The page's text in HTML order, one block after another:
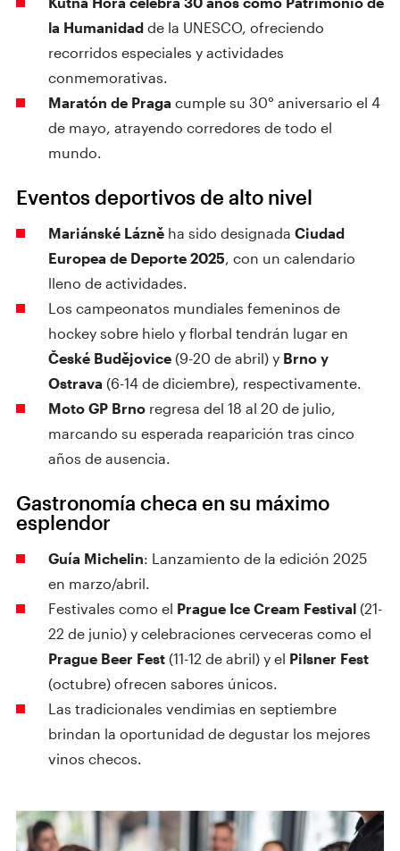
la Humanidad de la UNESCO, ofreciendo
recorridos especiales y actividades
conmemorativas.
Maratón de Praga cumple su 30° aniversario el 4
de mayo, atrayendo corredores de todo el
mundo.
Eventos deportivos de alto nivel
Mariánské Lázně ha sido designada Ciudad
Europea de Deporte 2025, con un calendario
lleno de actividades.
Los campeonatos mundiales femeninos de
hockey sobre hielo y florbal tendrán lugar en
České Budějovice (9-20 de abril) y Brno y
Ostrava (6-14 de diciembre), respectivamente.
Moto GP Brno regresa del 18 al 20 de julio,
marcando su esperada reaparición tras cinco
años de ausencia.
Gastronomía checa en su máximo
esplendor
Guía Michelin: Lanzamiento de la edición 2025
en marzo/abril.
Festivales como el Prague Ice Cream Festival (21-
22 de junio) y celebraciones cerveceras como el
Prague Beer Fest (11-12 de abril) y el Pilsner Fest
(octubre) ofrecen sabores únicos.
Las tradicionales vendimias en septiembre
brindan la oportunidad de degustar los mejores
vinos checos.